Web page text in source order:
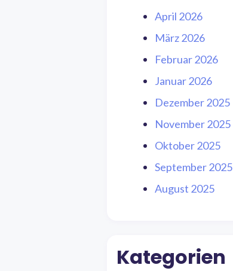
April 2026
März 2026
Februar 2026
Januar 2026
Dezember 2025
November 2025
Oktober 2025
September 2025
August 2025
Kategorien